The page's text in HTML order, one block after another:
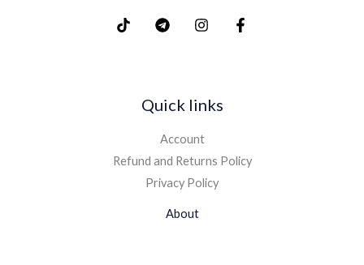
Quick links
Account
Refund and Returns Policy
Privacy Policy
About